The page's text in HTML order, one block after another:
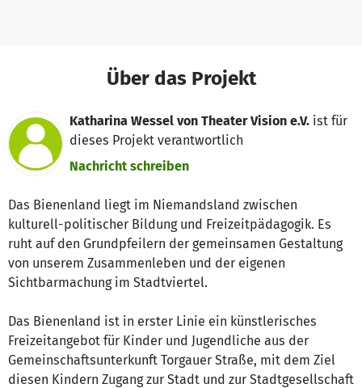
Über das Projekt
Katharina Wessel von Theater Vision e.V. ist für
dieses Projekt verantwortlich
Nachricht schreiben
Das Bienenland liegt im Niemandsland zwischen
kulturell-politischer Bildung und Freizeitpädagogik. Es
ruht auf den Grundpfeilern der gemeinsamen Gestaltung
von unserem Zusammenleben und der eigenen
Sichtbarmachung im Stadtviertel.
Das Bienenland ist in erster Linie ein künstlerisches
Freizeitangebot für Kinder und Jugendliche aus der
Gemeinschaftsunterkunft Torgauer Straße, mit dem Ziel
diesen Kindern Zugang zur Stadt und zur Stadtgesellschaft